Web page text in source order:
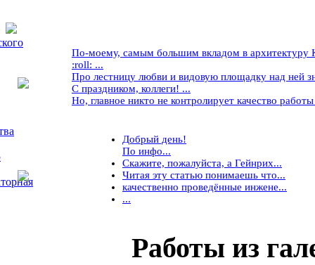
По-моему, самым большим вкладом в архитектуру
:roll: ...
Про лестницу любви и видовую площадку над ней
С праздником, коллеги! ...
Но, главное никто не контролирует качество
Добрый день!
По инфо...
Скажите, пожалуйста, а Гейнрих...
Читая эту статью понимаешь что...
качественно проведённые инжене...
...
Работыиз